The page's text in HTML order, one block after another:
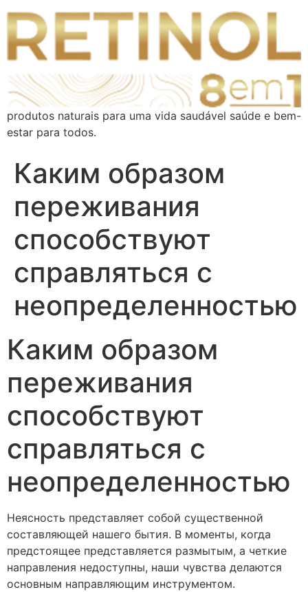
produtos naturais para uma vida saudável saúde e bem-
estar para todos.
Каким образом
переживания
способствуют
справляться с
неопределенностью
Каким образом
переживания
способствуют
справляться с
неопределенностью
Неясность представляет собой существенной
составляющей нашего бытия. В моменты, когда
предстоящее представляется размытым, а четкие
направления недоступны, наши чувства делаются
основным направляющим инструментом.